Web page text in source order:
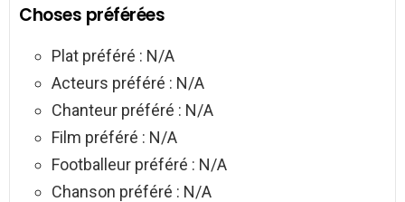
Choses préférées
Plat préféré : N/A
Acteurs préféré : N/A
Chanteur préféré : N/A
Film préféré : N/A
Footballeur préféré : N/A
Chanson préféré : N/A